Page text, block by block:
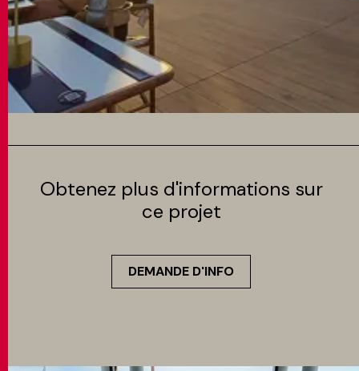
Obtenez plus d'informations sur
ce projet
DEMANDE D'INFO